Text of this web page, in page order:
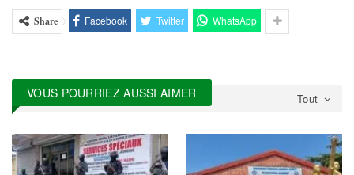
Share Facebook Twitter WhatsApp
Tout
VOUS POURRIEZ AUSSI AIMER